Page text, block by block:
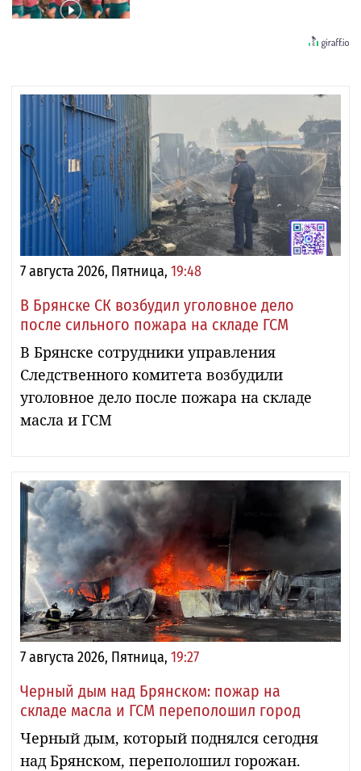
7 августа 2026, Пятница, 19:48
В Брянске СК возбудил уголовное дело
после сильного пожара на складе ГСМ
В Брянске сотрудники управления
Следственного комитета возбудили
уголовное дело после пожара на складе
масла и ГСМ
7 августа 2026, Пятница, 19:27
Черный дым над Брянском: пожар на
складе масла и ГСМ переполошил город
Черный дым, который поднялся сегодня
над Брянском, переполошил горожан.